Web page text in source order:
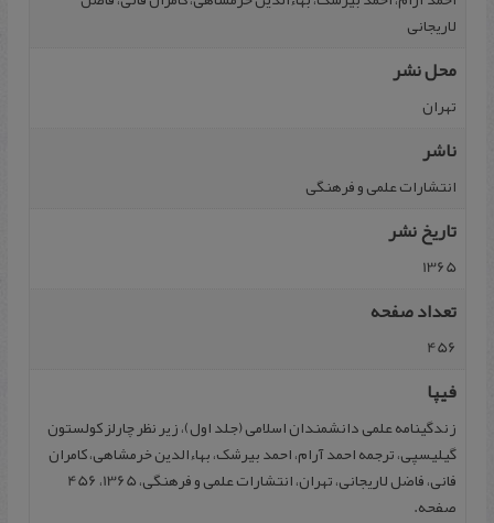
لاریجانی
محل نشر
تهران
ناشر
انتشارات علمی و فرهنگی
تاریخ نشر
1365
تعداد صفحه
456
فیپا
زندگینامه علمی دانشمندان اسلامی (جلد اول)، زیر نظر چارلز کولستون
گیلیسپی، ترجمه احمد آرام، احمد بیرشک، بهاءالدین خرمشاهی، کامران
فانی، فاضل لاریجانی، تهران، انتشارات علمی و فرهنگی، 1365، 456
صفحه.